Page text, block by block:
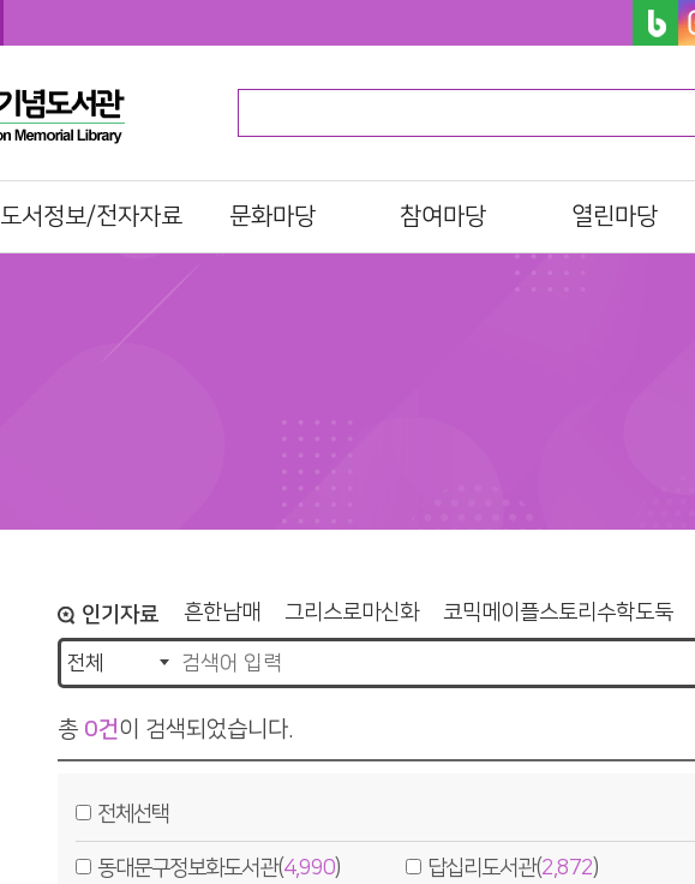
도서정보/전자자료
전자잡지(E-Journal)
문화마당 참여마당 열린마당
인기자료 흔한남매 그리스로마신화 코믹메이플스토리수학도둑
손오공의한자대탐험마법천자문
히가시노게이고 설민
총 0건이 검색되었습니다.
전체선택
동대문구정보화도서관(4,990) 답십리도서관(2,872)